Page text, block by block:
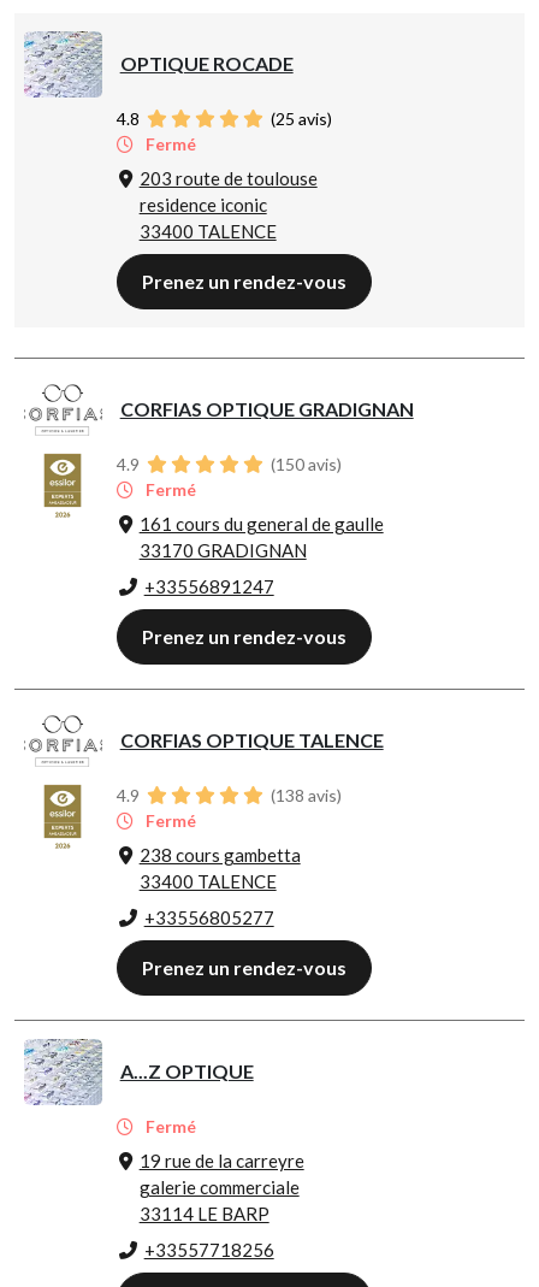
OPTIQUE ROCADE
4.8 (25 avis)
Fermé
203 route de toulouse
residence iconic
33400 TALENCE
Prenez un rendez-vous
CORFIAS OPTIQUE GRADIGNAN
4.9 (150avis)
Fermé
161 cours du general de gaulle
33170 GRADIGNAN
+33556891247
Prenez un rendez-vous
CORFIAS OPTIQUE TALENCE
4.9 (138 avis)
Fermé
238 cours gambetta
33400 TALENCE
+33556805277
Prenez un rendez-vous
A...Z OPTIQUE
Fermé
19 rue de la carreyre
galerie commerciale
33114 LE BARP
+33557718256